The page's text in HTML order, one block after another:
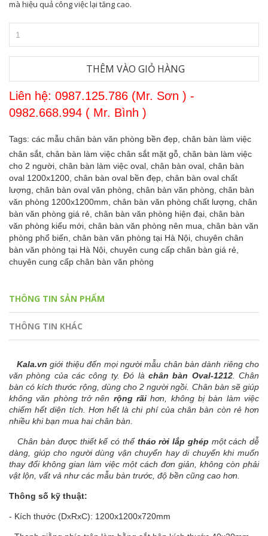
mà hiệu quả công việc lại tăng cao.
THÊM VÀO GIỎ HÀNG
Liên hệ: 0987.125.786 (Mr. Sơn ) -
0982.668.994 ( Mr. Bình )
Tags: các mẫu chân bàn văn phòng bền đẹp, chân bàn làm việc
chân sắt, chân bàn làm việc chân sắt mặt gỗ, chân bàn làm việc
cho 2 người, chân bàn làm việc oval, chân bàn oval, chân bàn
oval 1200x1200, chân bàn oval bền đẹp, chân bàn oval chất
lượng, chân bàn oval văn phòng, chân bàn văn phòng, chân bàn
văn phòng 1200x1200mm, chân bàn văn phòng chất lượng, chân
bàn văn phòng giá rẻ, chân bàn văn phòng hiện đại, chân bàn
văn phòng kiểu mới, chân bàn văn phòng nên mua, chân bàn văn
phòng phổ biến, chân bàn văn phòng tại Hà Nội, chuyên chân
bàn văn phòng tại Hà Nội, chuyên cung cấp chân bàn giá rẻ,
chuyên cung cấp chân bàn văn phòng
THÔNG TIN SẢN PHẨM
THÔNG TIN KHÁC
Kala.vn giới thiệu đến mọi người mẫu chân bàn dành riêng cho
văn phòng của các công ty. Đó là chân bàn Oval-1212. Chân
bàn có kích thước rộng, dùng cho 2 người ngồi. Chân bàn sẽ giúp
không văn phòng trở nên rộng rãi hơn, không bị bàn làm việc
chiếm hết diện tích. Hơn hết là chi phí của chân bàn còn rẻ hơn
nhiều khi bạn mua hai chân bàn.
Chân bàn được thiết kế có thể tháo rời lắp ghép một cách dễ
dàng, giúp cho người dùng vận chuyển hay di chuyển khi muốn
thay đổi không gian làm việc một cách đơn giản, không còn phải
vật lộn, vất vả như các mẫu bàn trước, độ bền cũng cao hơn.
Thông số kỹ thuật:
- Kích thước (DxRxC): 1200x1200x720mm